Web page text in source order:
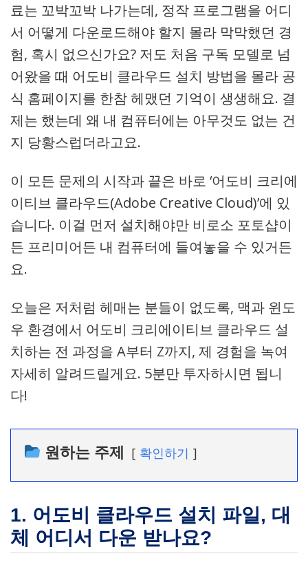
료는 꼬박꼬박 나가는데, 정작 프로그램을 어디
서 어떻게 다운로드해야 할지 몰라 막막했던 경
험, 혹시 없으신가요? 저도 처음 구독 모델로 넘
어왔을 때 어도비 클라우드 설치 방법을 몰라 공
식 홈페이지를 한참 헤맸던 기억이 생생해요. 결
제는 했는데 왜 내 컴퓨터에는 아무것도 없는 건
지 당황스럽더라고요.
이 모든 문제의 시작과 끝은 바로 ‘어도비 크리에
이티브 클라우드(Adobe Creative Cloud)’에 있
습니다. 이걸 먼저 설치해야만 비로소 포토샵이
든 프리미어든 내 컴퓨터에 들여놓을 수 있거든
요.
오늘은 저처럼 헤매는 분들이 없도록, 맥과 윈도
우 환경에서 어도비 크리에이티브 클라우드 설
치하는 전 과정을 A부터 Z까지, 제 경험을 녹여
자세히 알려드릴게요. 5분만 투자하시면 됩니
다!
원하는 주제 확인하기
1. 어도비 클라우드 설치 파일, 대
체 어디서 다운 받나요?